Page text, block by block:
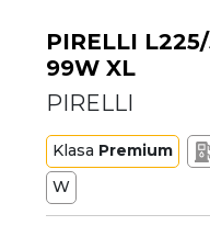
PIRELLI
99W XL
PIRELLI
Klasa Premium
W